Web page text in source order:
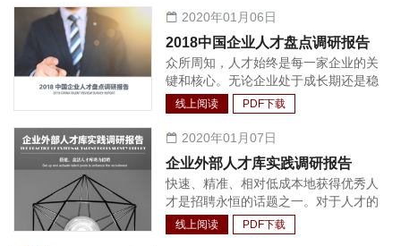
心理念已经深入人心，特别是在中国市
场环境下，员工的健康管理已经逐渐形
成了较为完善的体系，包括法定福利、
商业保险、年度体检、沟通工具、健康
场所等等。
2020年01月06日
2018中国企业人才盘点调研报告
众所周知，人才始终是每一家企业的关
键和核心。无论企业处于成长期还是稳
定发展期，都需要持续不断的人才支
持。相应的，如何快速有效的增加所需
岗位以保证高管管理半径的扩大与核心
业务的持续增长，让企业保持恒久的竞
争力，成为每个企业面临的首要问题。
实践中，很多企业会发现：建立企业人
才池，从内部选拔和培养管理人才与技
术人才，相较外部招聘渠道的投资回报
线上阅读 PDF下载
2020年01月07日
企业外部人才库实践调研报告
快速、精准、相对低成本地获得优秀人
才是招聘永恒的话题之一。对于人才的
争夺战从未停止过，只是与以往相比，
这一争夺战已经越来越前置，企业对人
线上阅读 PDF下载